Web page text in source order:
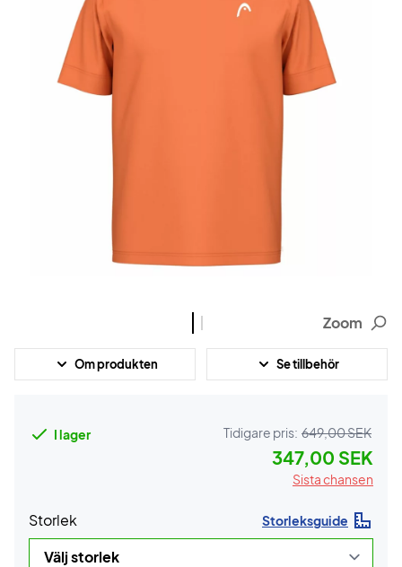
Zoom
Om produkten Se tillbehör
I lager Tidigare pris: 649,00 SEK
347,00 SEK
Sista chansen
Storlek Storleksguide